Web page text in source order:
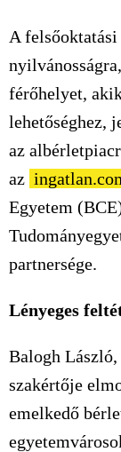
A
férőhelyet,
lehetőséghez,
az
az
Egyetem
partnersége.
Lényeges
Balogh László,
szakértője
emelkedő